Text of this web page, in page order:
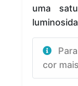
uma
cor